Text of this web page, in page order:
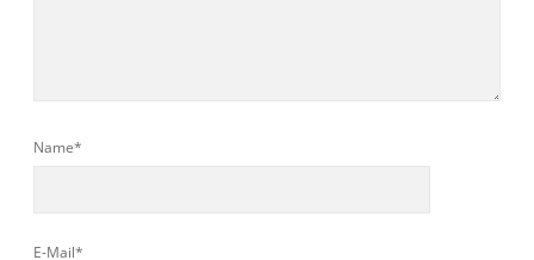
Name*
E-Mail*